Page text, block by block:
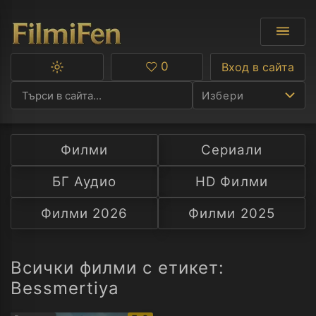
Избери
Ф
С
А
Превключване
тъмна
тема
Любими
0 Вход в сайта
Филми
Сериали
БГ Аудио
HD Филми
Филми 2026
Филми 2025
Всички филми с етикет:
Bessmertiya